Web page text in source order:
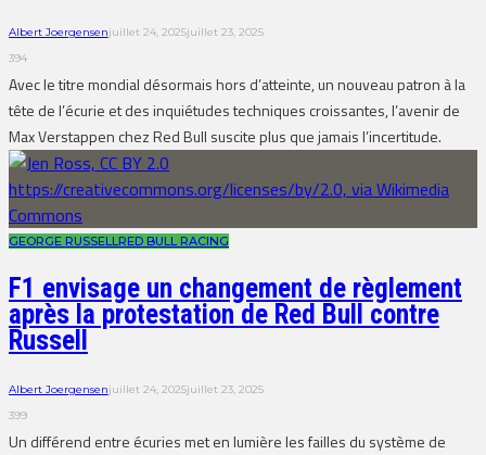
Albert Joergensenjuillet 24, 2025juillet 23, 2025
394
Avec le titre mondial désormais hors d’atteinte, un nouveau patron à la
tête de l’écurie et des inquiétudes techniques croissantes, l’avenir de
Max Verstappen chez Red Bull suscite plus que jamais l’incertitude.
GEORGE RUSSELL RED BULL RACING
F1 envisage un changement de règlement
après la protestation de Red Bull contre
Russell
Albert Joergensenjuillet 24, 2025juillet 23, 2025
399
Un différend entre écuries met en lumière les failles du système de